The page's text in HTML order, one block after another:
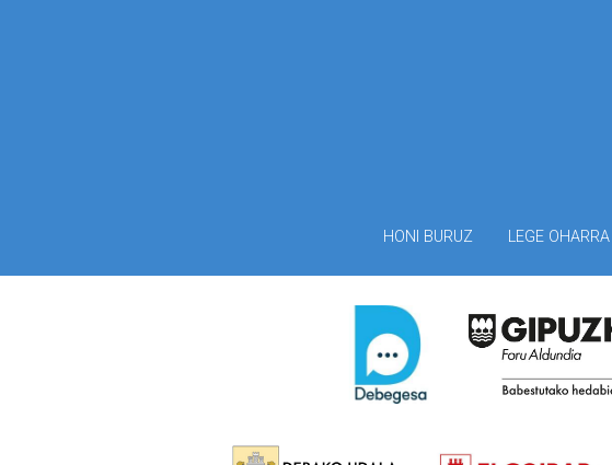
HONI BURUZ LEGE OHARRA